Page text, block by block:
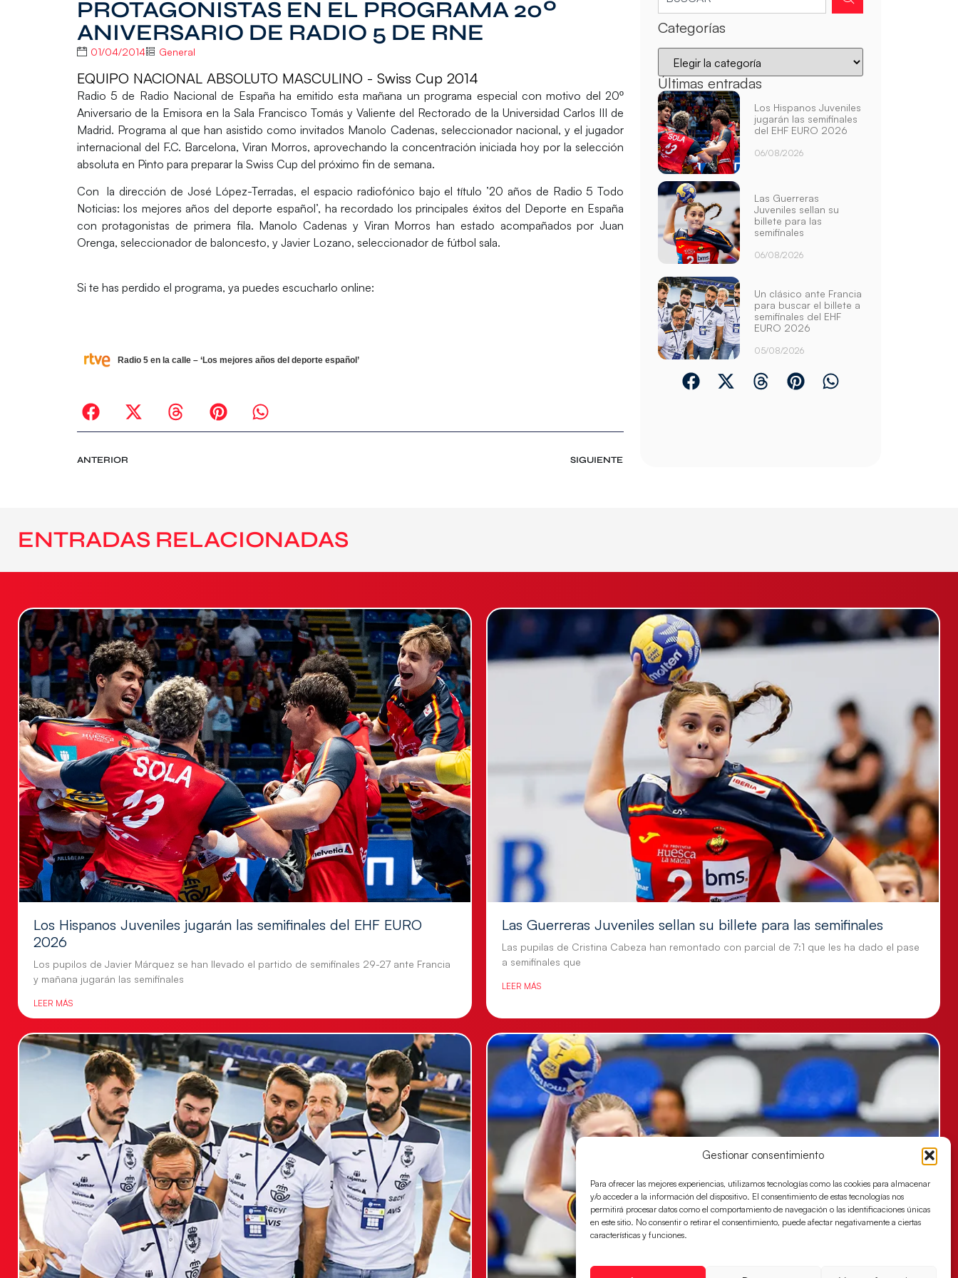
Gestionar consentimiento
Para ofrecer las mejores experiencias, utilizamos tecnologías como las cookies para almacenar
y/o acceder a la información del dispositivo. El consentimiento de estas tecnologías nos
permitirá procesar datos como el comportamiento de navegación o las identificaciones únicas
en este sitio. No consentir o retirar el consentimiento, puede afectar negativamente a ciertas
características y funciones.
PROTAGONISTAS EN EL PROGRAMA 20º
ANIVERSARIO DE RADIO 5 DE RNE
01/04/2014 General
EQUIPO NACIONAL ABSOLUTO MASCULINO - Swiss Cup 2014
Radio 5 de Radio Nacional de España ha emitido esta mañana un programa especial con motivo del 20º
Aniversario de la Emisora en la Sala Francisco Tomás y Valiente del Rectorado de la Universidad Carlos III de
Madrid. Programa al que han asistido como invitados Manolo Cadenas, seleccionador nacional, y el jugador
internacional del F.C. Barcelona, Viran Morros, aprovechando la concentración iniciada hoy por la selección
absoluta en Pinto para preparar la Swiss Cup del próximo fin de semana.
Con la dirección de José López-Terradas, el espacio radiofónico bajo el título ’20 años de Radio 5 Todo
Noticias: los mejores años del deporte español’, ha recordado los principales éxitos del Deporte en España
con protagonistas de primera fila. Manolo Cadenas y Viran Morros han estado acompañados por Juan
Orenga, seleccionador de baloncesto, y Javier Lozano, seleccionador de fútbol sala.
Si te has perdido el programa, ya puedes escucharlo online:
Radio 5 en la calle – ‘Los mejores años del deporte español’
ANTERIOR SIGUIENTE
Categorías
Últimas entradas
Los Hispanos Juveniles
jugarán las semifinales
del EHF EURO 2026
06/08/2026
Las Guerreras
Juveniles sellan su
billete para las
semifinales
06/08/2026
Un clásico ante Francia
para buscar el billete a
semifinales del EHF
EURO 2026
05/08/2026
ENTRADAS RELACIONADAS
Los Hispanos Juveniles jugarán las semifinales del EHF EURO
2026
Los pupilos de Javier Márquez se han llevado el partido de semifinales 29-27 ante Francia
y mañana jugarán las semifinales
LEER MÁS
Las Guerreras Juveniles sellan su billete para las semifinales
Las pupilas de Cristina Cabeza han remontado con parcial de 7:1 que les ha dado el pase
a semifinales que
LEER MÁS